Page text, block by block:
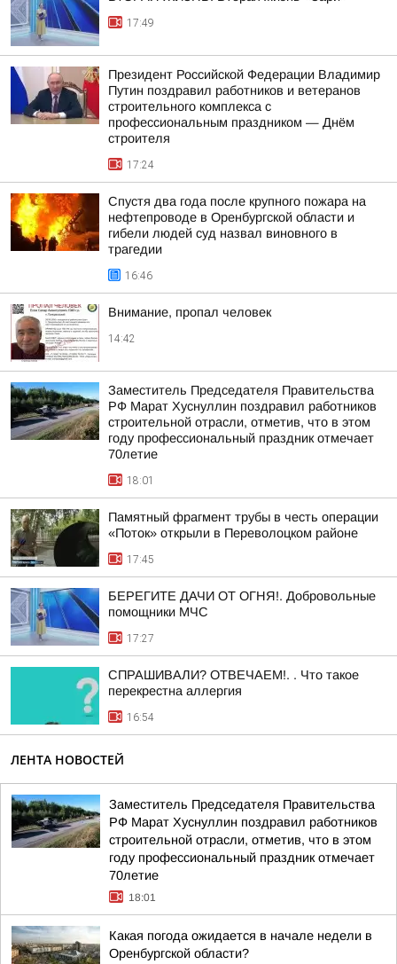
17:49
Президент Российской Федерации Владимир
Путин поздравил работников и ветеранов
строительного комплекса с
профессиональным праздником — Днём
строителя
17:24
Спустя два года после крупного пожара на
нефтепроводе в Оренбургской области и
гибели людей суд назвал виновного в
трагедии
16:46
Внимание, пропал человек
14:42
Заместитель Председателя Правительства
РФ Марат Хуснуллин поздравил работников
строительной отрасли, отметив, что в этом
году профессиональный праздник отмечает
70летие
18:01
Памятный фрагмент трубы в честь операции
«Поток» открыли в Переволоцком районе
17:45
БЕРЕГИТЕ ДАЧИ ОТ ОГНЯ!. Добровольные
помощники МЧС
17:27
СПРАШИВАЛИ? ОТВЕЧАЕМ!. . Что такое
перекрестна аллергия
16:54
ЛЕНТА НОВОСТЕЙ
Заместитель Председателя Правительства
РФ Марат Хуснуллин поздравил работников
строительной отрасли, отметив, что в этом
году профессиональный праздник отмечает
70летие
18:01
Какая погода ожидается в начале недели в
Оренбургской области?